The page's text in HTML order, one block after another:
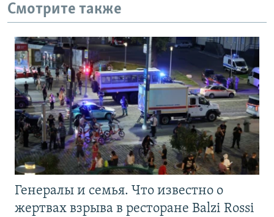
Смотрите также
Генералы и семья. Что известно о
жертвах взрыва в ресторане Balzi Rossi